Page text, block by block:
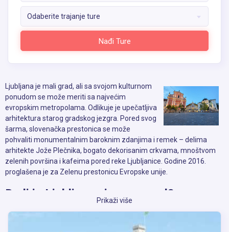
Odaberite trajanje ture
Nađi Ture
Ljubljana je mali grad, ali sa svojom kulturnom
ponudom se može meriti sa najvećim
evropskim metropolama. Odlikuje je upečatljiva
arhitektura starog gradskog jezgra. Pored svog
šarma, slovenačka prestonica se može
pohvaliti monumentalnim baroknim zdanjima i remek – delima
arhitekte Jože Plečnika, bogato dekorisanim crkvama, mnoštvom
zelenih površina i kafeima pored reke Ljubljanice. Godine 2016.
proglašena je za Zelenu prestonicu Evropske unije.
Da li je Ljubljana siguran grad?
Sve u svemu, Ljubljana je veoma bezbedan grad za putovanje.
Nasilni zločini su retki i sitna krađa bi trebalo da bude vaša jedina
Prikaži više